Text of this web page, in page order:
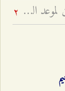
حقيقة معنى البداء - والردّ على الوقّاتين لموعد الظهور 2